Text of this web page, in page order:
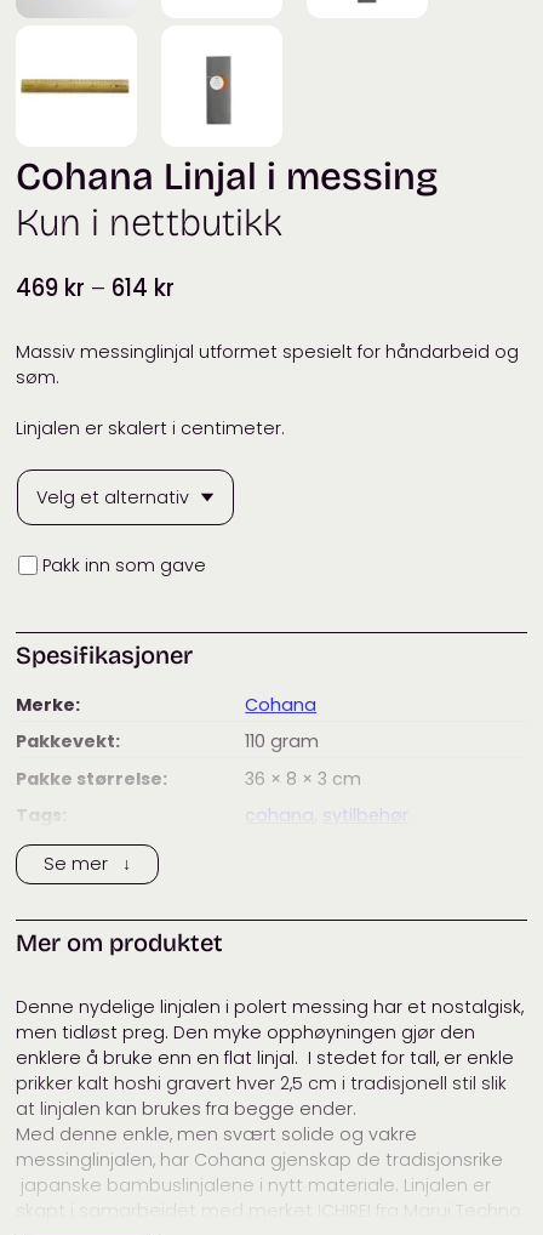
Cohana Linjal i messing
Kun i nettbutikk
469 kr – 614 kr
til
Massiv messinglinjal utformet spesielt for håndarbeid og
søm.
Linjalen er skalert i centimeter.
Innpakning
Pakk inn som gave
Spesifikasjoner
Merke:
Cohana
Pakkevekt:
110 gram
Pakke størrelse:
36 × 8 × 3 cm
Tags:
cohana sytilbehør
Kategorier:
Se mer ↓
Mer om produktet
Denne nydelige linjalen i polert messing har et nostalgisk,
men tidløst preg. Den myke opphøyningen gjør den
enklere å bruke enn en flat linjal. I stedet for tall, er enkle
prikker kalt hoshi gravert hver 2,5 cm i tradisjonell stil slik
at linjalen kan brukes fra begge ender.
Med denne enkle, men svært solide og vakre
messinglinjalen, har Cohana gjenskap de tradisjonsrike
japanske bambuslinjalene i nytt materiale. Linjalen er
skapt i samarbeidet med merket ICHIREI fra Marui Techno